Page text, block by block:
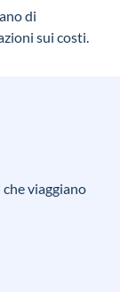
di
sui costi.
viaggiano